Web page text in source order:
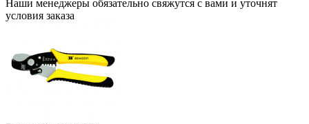
Наши менеджеры обязательно свяжутся с вами и уточнят
условия заказа